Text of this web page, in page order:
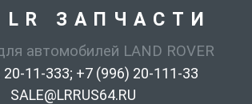
LR ЗАПЧАСТИ
автомобилей LAND ROVER
20-11-333; +7 (996) 20-111-33
SALE@LRRUS64.RU